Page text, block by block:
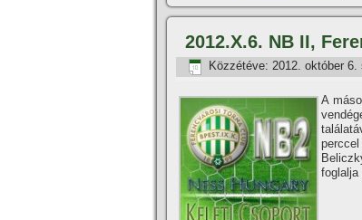
2012.X.6. NB II,
Közzétéve: 2012. október 6.
A
foglalja